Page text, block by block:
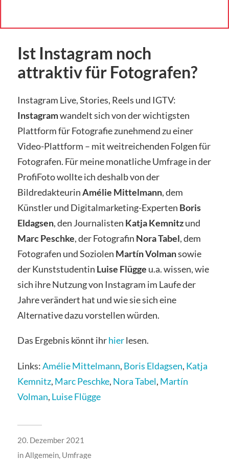
Ist Instagram noch
attraktiv für Fotografen?
Instagram Live, Stories, Reels und IGTV:
Instagramwandelt sich von der wichtigsten
Plattform für Fotografie zunehmend zu einer
Video-Plattform – mit weitreichenden Folgen für
Fotografen. Für meine monatliche Umfrage in der
ProfiFoto wollte ich deshalb von der
BildredakteurinAmélie Mittelmann, dem
Künstler und Digitalmarketing-Experten Boris
Eldagsen, den Journalisten Katja Kemnitzund
Marc Peschke, der Fotografin Nora Tabel, dem
Fotografen und Soziolen Martín Volmansowie
der Kunststudentin Luise Flügge u.a. wissen, wie
sich ihre Nutzung von Instagram im Laufe der
Jahre verändert hat und wie sie sich eine
Alternative dazu vorstellen würden.
Das Ergebnis könnt ihrhierlesen.
Links:Amélie Mittelmann, Boris Eldagsen, Katja
Kemnitz, Marc Peschke, Nora Tabel, Martín
Volman, Luise Flügge
20. Dezember 2021
inAllgemein, Umfrage